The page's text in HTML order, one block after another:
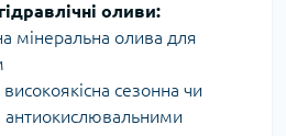
оливи:
мінеральна олива для
сезонна чи
антиокислювальними